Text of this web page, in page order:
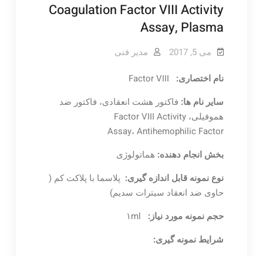
Coagulation Factor VIII Activity
Assay, Plasma
می 5, 2017 مدیر فنی
نام اختصاری:
Factor VIII
سایر نام ها: فاکتور هشت انعقادی، فاکتور ضد
هموفیلی، Factor VIII Activity
Assay، Antihemophilic Factor
بخش انجام دهنده: هماتولوژی
نوع نمونه قابل اندازه گیری: پلاسما با پلاکت کم (
حاوی ضد انعقاد سیترات سدیم)
حجم نمونه مورد نیاز:
شرایط نمونه گیری: